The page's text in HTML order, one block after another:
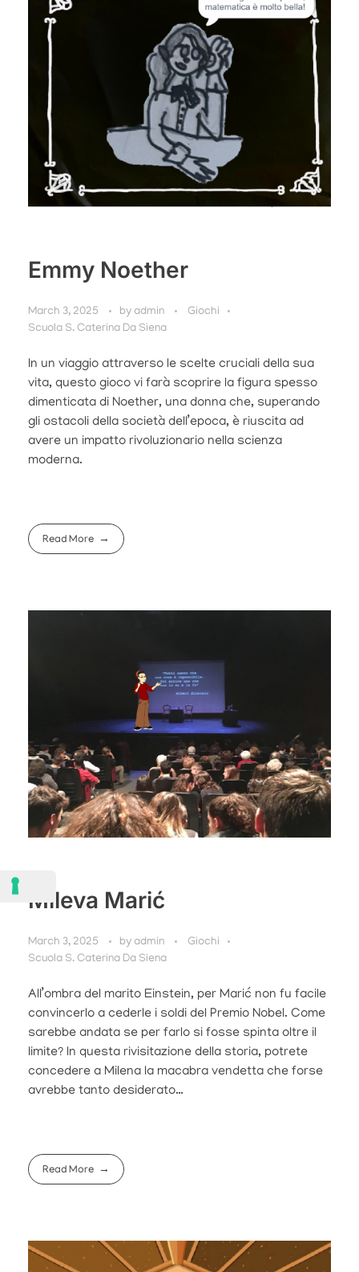
Emmy Noether
March 3, 2025 by admin
Giochi
Scuola S. Caterina Da Siena
In un viaggio attraverso le scelte cruciali della sua
vita, questo gioco vi farà scoprire la figura spesso
dimenticata di Noether, una donna che, superando
gli ostacoli della società dell’epoca, è riuscita ad
avere un impatto rivoluzionario nella scienza
moderna.
Read More
Mileva Marić
March 3, 2025 by admin
Giochi
Scuola S. Caterina Da Siena
All’ombra del marito Einstein, per Marić non fu facile
convincerlo a cederle i soldi del Premio Nobel. Come
sarebbe andata se per farlo si fosse spinta oltre il
limite? In questa rivisitazione della storia, potrete
concedere a Milena la macabra vendetta che forse
avrebbe tanto desiderato…
Read More